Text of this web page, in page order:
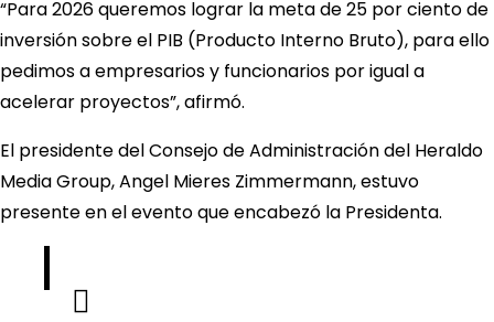
“Para 2026 queremos lograr la meta de 25 por ciento de
inversión sobre el PIB (Producto Interno Bruto), para ello
pedimos a empresarios y funcionarios por igual a
acelerar proyectos”, afirmó.
El presidente del Consejo de Administración del Heraldo
Media Group, Angel Mieres Zimmermann, estuvo
presente en el evento que encabezó la Presidenta.